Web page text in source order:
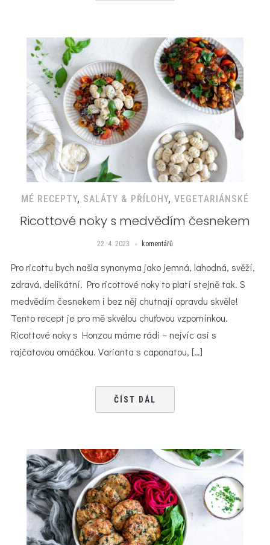
MÉ RECEPTY, SALÁTY & PŘÍLOHY, VEGETARIÁNSKÉ
Ricottové noky s medvědím česnekem
22. 4. 2023 komentářů
Pro ricottu bych našla synonyma jako jemná, lahodná, svěží,
zdravá, delikátní. Pro ricottové noky to platí stejně tak. S
medvědím česnekem i bez něj chutnají opravdu skvěle!
Tento recept je pro mě skvělou chuťovou vzpomínkou.
Ricottové noky s Honzou máme rádi – nejvíc asi s
rajčatovou omáčkou. Varianta s caponatou, […]
ČÍST DÁL